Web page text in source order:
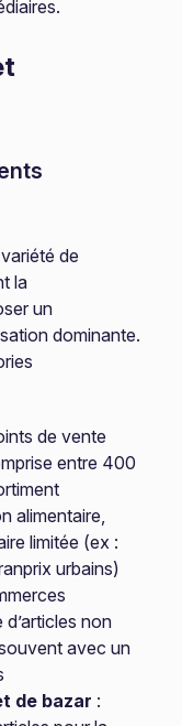
de
la
un
dominante.
de vente
entre 400
alimentaire,
limitée (ex :
urbains)
non
avec un
de bazar :